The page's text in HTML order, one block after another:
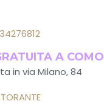
A COMO
in via Milano, 84